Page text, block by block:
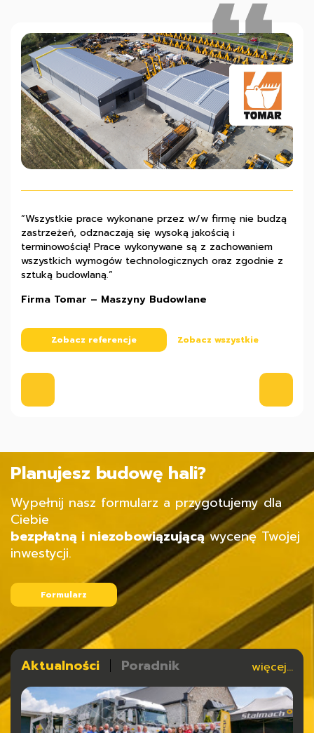
“Wszystkie prace wykonane przez w/w firmę nie budzą
zastrzeżeń, odznaczają się wysoką jakością i
terminowością! Prace wykonywane są z zachowaniem
wszystkich wymogów technologicznych oraz zgodnie z
sztuką budowlaną.”
Firma Tomar – Maszyny Budowlane
Zobacz referencje Zobacz wszystkie
„Z pełną odpowiedzialnością polecamy firmę Pana Marka
Machowskiego jako solidnego partnera inwestycyjnego,
charakteryzującego się przy tym bogatym
doświadczeniem, rzetelnością i sumiennością.”
Zobacz referencje
“Współpraca z firmą Stalmach układała się prawidłowo i
z całą pewnością możemy polecić ją jako solidne
przedsiębiorstwo, które gwarantuje wysoką jakość
wykonywanych robót budowlanych.”
Zobacz referencje
Planujesz budowę hali?
Wypełnij nasz formularz a przygotujemy dla
Ciebie
bezpłatną i niezobowiązującąwycenę Twojej
inwestycji.
Formularz
Aktualności Poradnik więcej...